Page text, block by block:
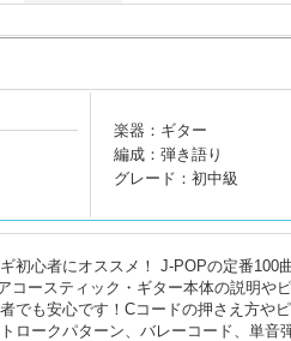
楽器：ギター
編成：弾き語り
グレード：初中級
初心者にオススメ！ J-POPの定番100
コースティック・ギター本体の説明や
でも安心です！Cコードの押さえ方や
ロークパターン、バレーコード、単音